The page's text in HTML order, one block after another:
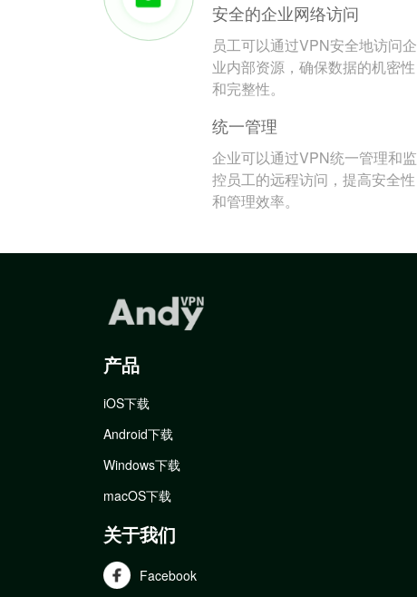
安全的企业网络访问
员工可以通过VPN安全地访问企
业内部资源，确保数据的机密性
和完整性。
统一管理
企业可以通过VPN统一管理和监
控员工的远程访问，提高安全性
和管理效率。
产品
iOS下载
Android下载
Windows下载
macOS下载
关于我们
Facebook